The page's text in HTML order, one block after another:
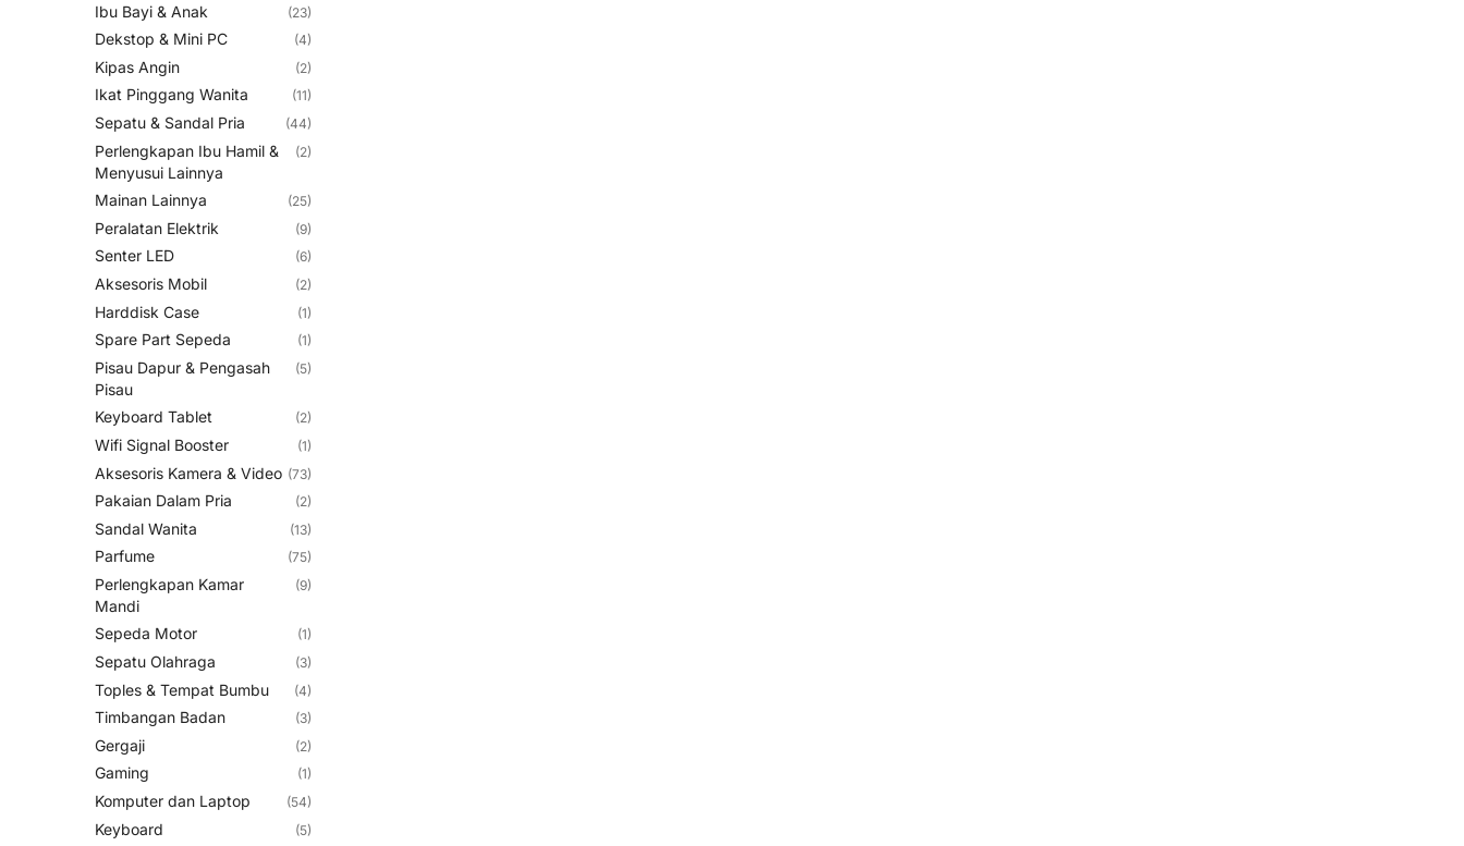
Ibu Bayi & Anak (23)
Dekstop & Mini PC (4)
Kipas Angin (2)
Ikat Pinggang Wanita (11)
Sepatu & Sandal Pria (44)
Perlengkapan Ibu Hamil &
Menyusui Lainnya
(2)
Mainan Lainnya (25)
Peralatan Elektrik (9)
Senter LED (6)
Aksesoris Mobil (2)
Harddisk Case (1)
Spare Part Sepeda (1)
Pisau Dapur & Pengasah
Pisau
(5)
Keyboard Tablet (2)
Wifi Signal Booster (1)
Aksesoris Kamera & Video (73)
Pakaian Dalam Pria (2)
Sandal Wanita (13)
Parfume (75)
Perlengkapan Kamar
Mandi
(9)
Sepeda Motor (1)
Sepatu Olahraga (3)
Toples & Tempat Bumbu (4)
Timbangan Badan (3)
Gergaji (2)
Gaming (1)
Komputer dan Laptop (54)
Keyboard (5)